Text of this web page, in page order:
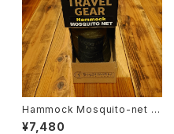
Hammock Mosquito-net J
UNGLE
¥7,480